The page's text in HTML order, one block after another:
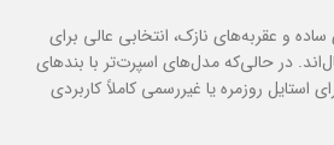
و عقربه‌های نازک، انتخابی عالی برای
در حالی‌که مدل‌های اسپرت‌تر با بندهای
استایل روزمره یا غیررسمی کاملاً کاربردی